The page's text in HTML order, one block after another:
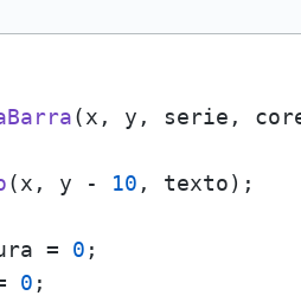
(x, y, serie,
(x, y - 10 , texto);
= 0 ;
0 ;